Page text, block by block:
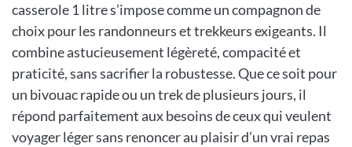
casserole 1 litre s’impose comme un compagnon de
choix pour les randonneurs et trekkeurs exigeants. Il
combine astucieusement légèreté, compacité et
praticité, sans sacrifier la robustesse. Que ce soit pour
un bivouac rapide ou un trek de plusieurs jours, il
répond parfaitement aux besoins de ceux qui veulent
voyager léger sans renoncer au plaisir d’un vrai repas